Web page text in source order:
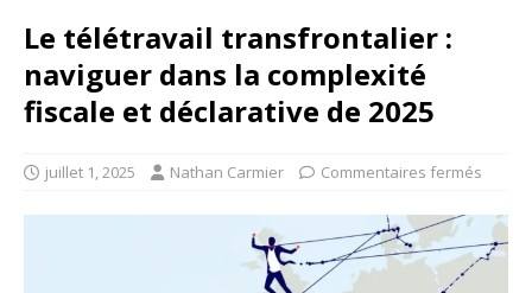
Le télétravail transfrontalier :
naviguer dans la complexité
fiscale et déclarative de 2025
juillet 1, 2025 Nathan Carmier Commentaires fermés